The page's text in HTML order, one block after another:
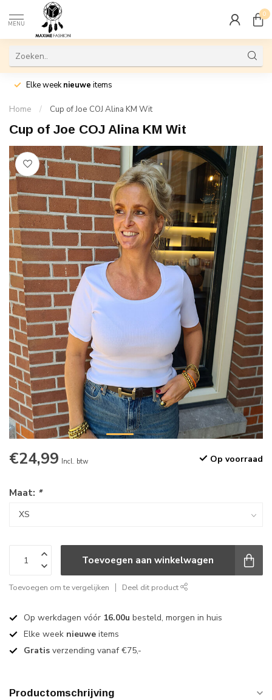
MENU
0
Elke weeknieuwe items
Home / Cup of Joe COJ Alina KM Wit
Cup of Joe COJ Alina KM Wit
€24,99 Incl. btw Op voorraad
Maat: *
Toevoegen aan winkelwagen
Toevoegen om te vergelijken Deel dit product
Op werkdagen vóór 16.00u besteld, morgen in huis
Elke week nieuwe items
Gratis verzending vanaf €75,-
Productomschrijving